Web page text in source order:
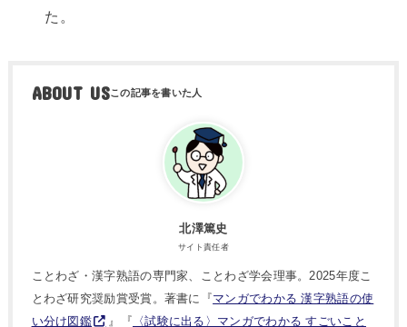
た。
ABOUT US
北澤篤史
サイト責任者
ことわざ・漢字熟語の専門家、ことわざ学会理事。2025年度こ
とわざ研究奨励賞受賞。著書に『マンガでわかる 漢字熟語の使
い分け図鑑
』『 〈試験に出る〉マンガでわかる すごいこと